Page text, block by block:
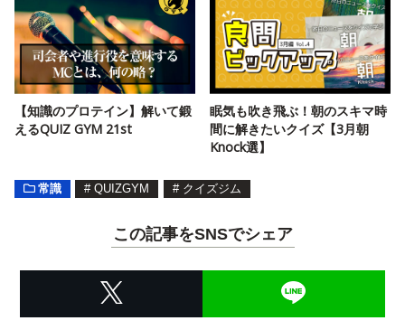
【知識のプロテイン】解いて鍛
えるQUIZ GYM 21st
眠気も吹き飛ぶ！朝のスキマ時
間に解きたいクイズ【3月朝
Knock選】
常識 # QUIZGYM # クイズジム
この記事をSNSでシェア